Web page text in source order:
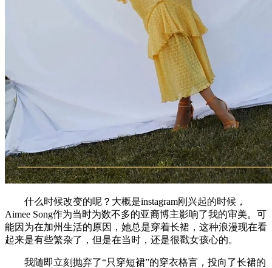
什么时候改变的呢？大概是instagram刚兴起的时候，
Aimee Song作为当时为数不多的亚裔博主影响了我的审美。可
能因为在加州生活的原因，她总是穿着长裙，这种浪漫现在看
起来是有些繁杂了，但是在当时，还是很戳女孩心的。
我随即立刻抛弃了“只穿短裙”的穿衣格言，投向了长裙的